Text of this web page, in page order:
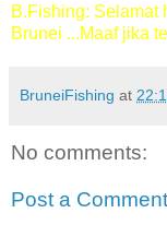
B.Fishing: Selamat
Brunei ...Maaf jika
BruneiFishing at
No comments:
Post a Comment